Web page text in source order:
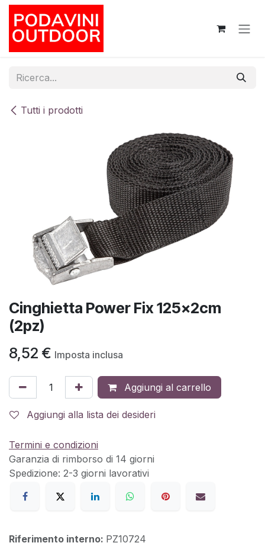
Passa al contenuto
Tutti i prodotti
Cinghietta Power Fix 125x2cm
(2pz)
8,52 € Imposta inclusa
Aggiungi al carrello
Aggiungi alla lista dei desideri
Termini e condizioni
Garanzia di rimborso di 14 giorni
Spedizione: 2-3 giorni lavorativi
Riferimento interno: PZ10724